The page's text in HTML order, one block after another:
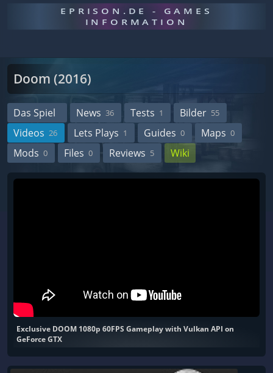
EPRISON.DE - GAMES
INFORMATION
Doom (2016)
Das Spiel News 36 Tests 1 Bilder 55
Videos 26 Lets Plays 1 Guides 0 Maps 0
Mods 0 Files 0 Reviews 5 Wiki
Exclusive DOOM 1080p 60FPS Gameplay with Vulkan API on
GeForce GTX